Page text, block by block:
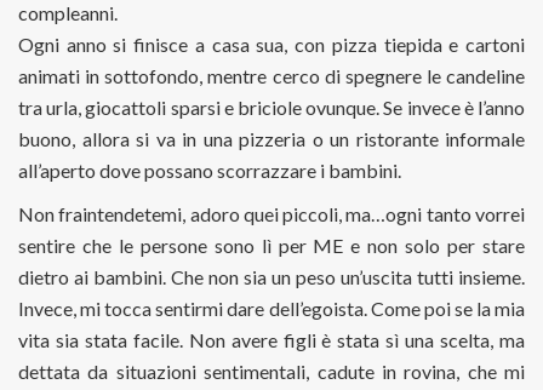
compleanni.
Ogni anno si finisce a casa sua, con pizza tiepida e cartoni
animati in sottofondo, mentre cerco di spegnere le candeline
tra urla, giocattoli sparsi e briciole ovunque. Se invece è l’anno
buono, allora si va in una pizzeria o un ristorante informale
all’aperto dove possano scorrazzare i bambini.
Non fraintendetemi, adoro quei piccoli, ma…ogni tanto vorrei
sentire che le persone sono lì per ME e non solo per stare
dietro ai bambini. Che non sia un peso un’uscita tutti insieme.
Invece, mi tocca sentirmi dare dell’egoista. Come poi se la mia
vita sia stata facile. Non avere figli è stata sì una scelta, ma
dettata da situazioni sentimentali, cadute in rovina, che mi